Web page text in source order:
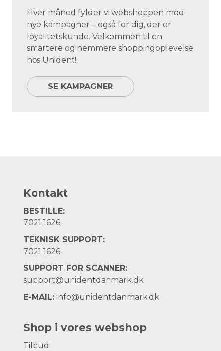
Hver måned fylder vi webshoppen med
nye kampagner – også for dig, der er
loyalitetskunde. Velkommen til en
smartere og nemmere shoppingoplevelse
hos Unident!
SE KAMPAGNER
Kontakt
BESTILLE:
7021 1626
TEKNISK SUPPORT:
7021 1626
SUPPORT FOR SCANNER:
support@unidentdanmark.dk
E-MAIL: info@unidentdanmark.dk
Shop i vores webshop
Tilbud